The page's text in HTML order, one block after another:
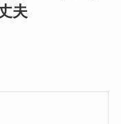
夫